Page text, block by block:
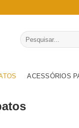
Pesquisar
por:
ACESSÓRIOS